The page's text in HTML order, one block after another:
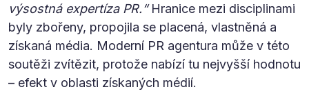
výsostná expertíza PR.“Hranice mezi disciplinami
byly zbořeny, propojila se placená, vlastněná a
získaná média. Moderní PR agentura může v této
soutěži zvítězit, protože nabízí tu nejvyšší hodnotu
– efekt v oblasti získaných médií.